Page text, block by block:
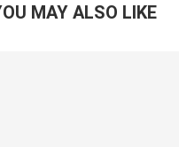
MAY ALSO LIKE